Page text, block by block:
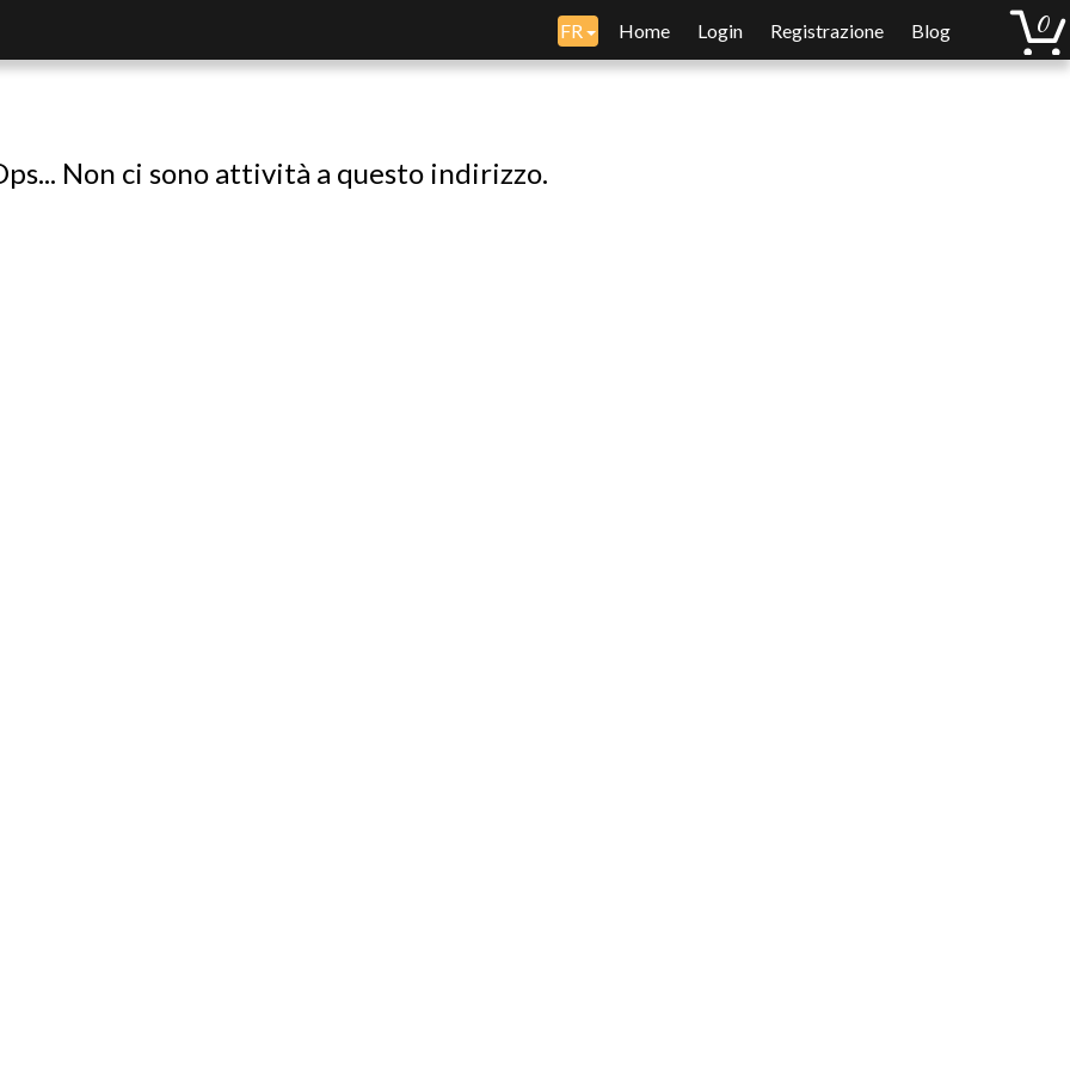
FR Home Login Registrazione Blog
Non ci sono attività a questo indirizzo.